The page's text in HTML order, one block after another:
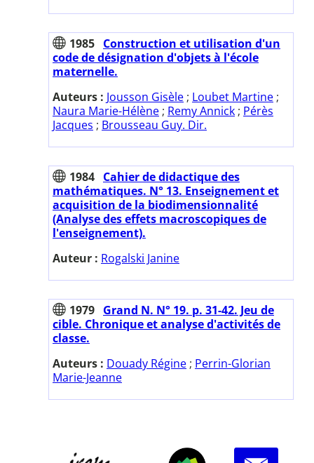
1985 Construction et utilisation d'un
code de désignation d'objets à l'école
maternelle.
Auteurs : Jousson Gisèle ; Loubet Martine ;
Naura Marie-Hélène ; Remy Annick ; Pérès
Jacques ; Brousseau Guy. Dir.
1984 Cahier de didactique des
mathématiques. N° 13. Enseignement et
acquisition de la biodimensionnalité
(Analyse des effets macroscopiques de
l'enseignement).
Auteur : Rogalski Janine
1979 Grand N. N° 19. p. 31-42. Jeu de
cible. Chronique et analyse d'activités de
classe.
Auteurs : Douady Régine ; Perrin-Glorian
Marie-Jeanne